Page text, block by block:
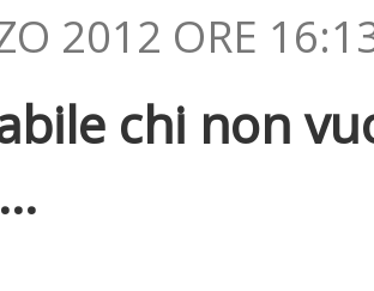
2012 ORE
chi non